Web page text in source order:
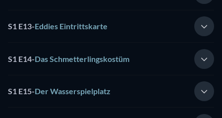
S1 E13-Eddies Eintrittskarte
S1 E14-Das Schmetterlingskostüm
S1 E15-Der Wasserspielplatz